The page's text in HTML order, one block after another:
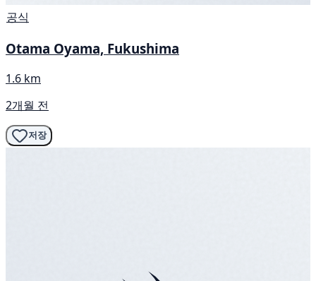
공식
Otama Oyama, Fukushima
1.6 km
2개월 전
저장